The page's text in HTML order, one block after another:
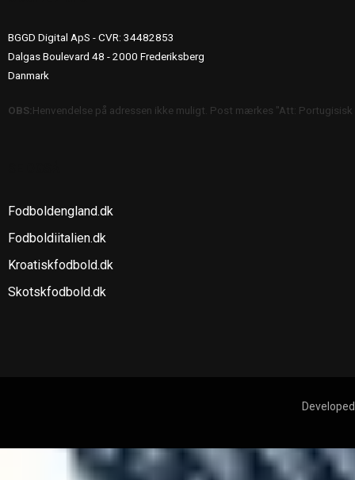
BGGD Digital ApS - CVR: 34482853
Dalgas Boulevard 48 - 2000 Frederiksberg
Danmark
OBS:Henvendelse på adressen ikke muligt. Post mærkes "Att:
Fodboldengland.dk
Fodboldiitalien.dk
Kroatiskfodbold.dk
Skotskfodbold.dk